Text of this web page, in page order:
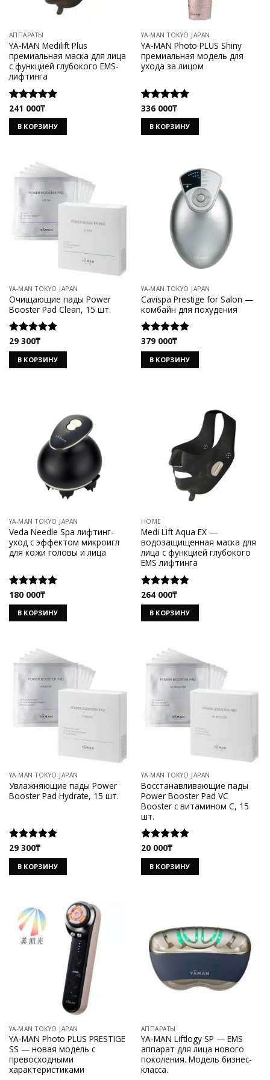
АППАРАТЫ
YA-MAN Medilift Plus
премиальная маска для лица
с функцией глубокого EMS-
лифтинга
Оценка
5.00из 5
241 000₸
В КОРЗИНУ
YA-MAN TOKYO JAPAN
YA-MAN Photo PLUS Shiny
премиальная модель для
ухода за лицом
Оценка
5.00из 5
336 000₸
В КОРЗИНУ
YA-MAN TOKYO JAPAN
Очищающие пады Power
Booster Pad Clean, 15 шт.
Оценка
5.00из 5
29 300₸
В КОРЗИНУ
YA-MAN TOKYO JAPAN
Cavispa Prestige for Salon —
комбайн для похудения
Оценка
5.00из 5
379 000₸
В КОРЗИНУ
YA-MAN TOKYO JAPAN
Veda Needle Spa лифтинг-
уход с эффектом микроигл
для кожи головы и лица
Оценка
5.00из 5
180 000₸
В КОРЗИНУ
HOME
Medi Lift Aqua EX —
водозащищенная маска для
лица с функцией глубокого
EMS лифтинга
Оценка
5.00из 5
264 000₸
В КОРЗИНУ
YA-MAN TOKYO JAPAN
Увлажняющие пады Power
Booster Pad Hydrate, 15 шт.
Оценка
5.00из 5
29 300₸
В КОРЗИНУ
YA-MAN TOKYO JAPAN
Восстанавливающие пады
Power Booster Pad VC
Booster с витамином C, 15
шт.
Оценка
5.00из 5
20 000₸
В КОРЗИНУ
YA-MAN TOKYO JAPAN
YA-MAN Photo PLUS PRESTIGE
SS — новая модель с
превосходными
характеристиками
АППАРАТЫ
YA-MAN Liftlogy SP — EMS
аппарат для лица нового
поколения. Модель бизнес-
класса.